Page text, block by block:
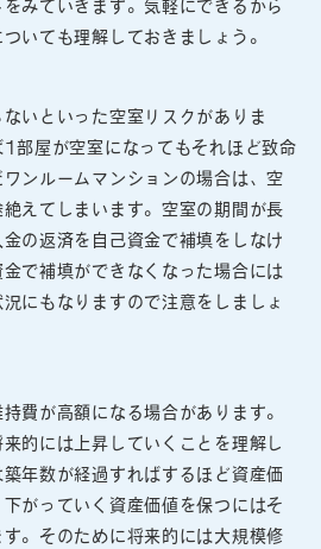
みていきます。気軽にできるから
いても理解しておきましょう。
いといった空室リスクがありま
部屋が空室になってもそれほど致命
ンルームマンションの場合は、空
えてしまいます。空室の期間が長
の返済を自己資金で補填をしなけ
で補填ができなくなった場合には
にもなりますので注意をしましょ
費が高額になる場合があります。
的には上昇していくことを理解し
年数が経過すればするほど資産価
がっていく資産価値を保つにはそ
。そのために将来的には大規模修